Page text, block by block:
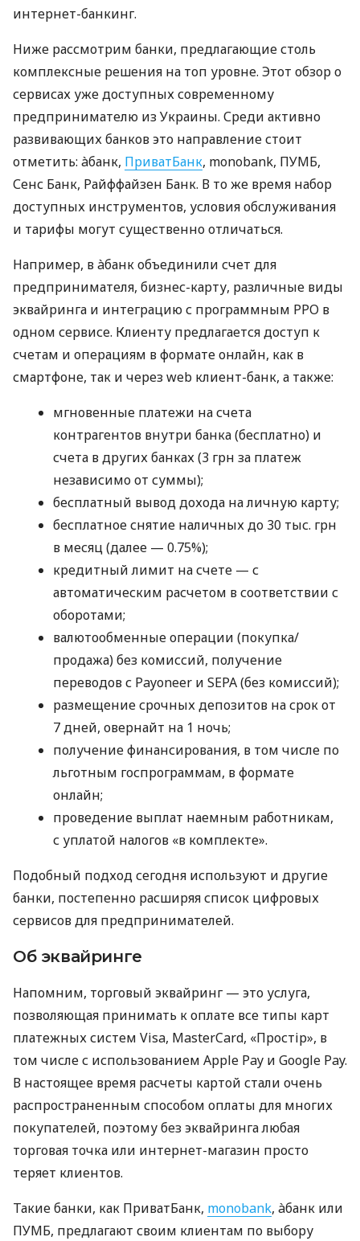
интернет-банкинг.
Ниже рассмотрим банки, предлагающие столь
комплексные решения на топ уровне. Этот обзор о
сервисах уже доступных современному
предпринимателю из Украины. Среди активно
развивающих банков это направление стоит
отметить: àбанк, ПриватБанк, monobank, ПУМБ,
Сенс Банк, Райффайзен Банк. В то же время набор
доступных инструментов, условия обслуживания
и тарифы могут существенно отличаться.
Например, в àбанк объединили счет для
предпринимателя, бизнес-карту, различные виды
эквайринга и интеграцию с программным РРО в
одном сервисе. Клиенту предлагается доступ к
счетам и операциям в формате онлайн, как в
смартфоне, так и через web клиент-банк, а также:
мгновенные платежи на счета
контрагентов внутри банка (бесплатно) и
счета в других банках (3 грн за платеж
независимо от суммы);
бесплатный вывод дохода на личную карту;
бесплатное снятие наличных до 30 тыс. грн
в месяц (далее — 0.75%);
кредитный лимит на счете — с
автоматическим расчетом в соответствии с
оборотами;
валютообменные операции (покупка/
продажа) без комиссий, получение
переводов с Payoneer и SEPA (без комиссий);
размещение срочных депозитов на срок от
7 дней, овернайт на 1 ночь;
получение финансирования, в том числе по
льготным госпрограммам, в формате
онлайн;
проведение выплат наемным работникам,
с уплатой налогов «в комплекте».
Подобный подход сегодня используют и другие
банки, постепенно расширяя список цифровых
сервисов для предпринимателей.
Об эквайринге
Напомним, торговый эквайринг — это услуга,
позволяющая принимать к оплате все типы карт
платежных систем Visa, MasterCard, «Простір», в
том числе с использованием Apple Pay и Google Pay.
В настоящее время расчеты картой стали очень
распространенным способом оплаты для многих
покупателей, поэтому без эквайринга любая
торговая точка или интернет-магазин просто
теряет клиентов.
Такие банки, как ПриватБанк, monobank, àбанк или
ПУМБ, предлагают своим клиентам по выбору